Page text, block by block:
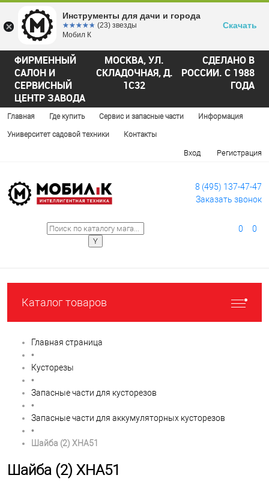
ФИРМЕННЫЙ
САЛОН И
СЕРВИСНЫЙ
ЦЕНТР ЗАВОДА
МОСКВА, УЛ.
СКЛАДОЧНАЯ, Д.
1С32
СДЕЛАНО В
РОССИИ. С 1988
ГОДА
Главная Где купить Сервис и запасные части Информация
Университет садовой техники Контакты
Вход Регистрация
8 (495) 137-47-47
Заказать звонок
0 0
Каталог товаров
Главная страница
•
Кусторезы
•
Запасные части для кусторезов
•
Запасные части для аккумуляторных кусторезов
•
Шайба (2) XHA51
Шайба (2) XHA51
Инструменты для дачи и города
☆☆☆☆☆
★★★★★ (23) звезды
Мобил К
Скачать